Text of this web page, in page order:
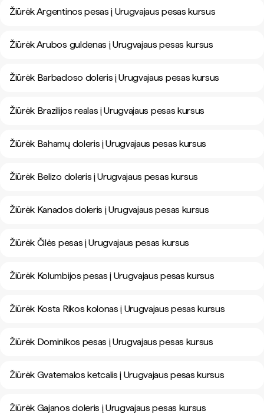
Žiūrėk Argentinos pesas į Urugvajaus pesas kursus
Žiūrėk Arubos guldenas į Urugvajaus pesas kursus
Žiūrėk Barbadoso doleris į Urugvajaus pesas kursus
Žiūrėk Brazilijos realas į Urugvajaus pesas kursus
Žiūrėk Bahamų doleris į Urugvajaus pesas kursus
Žiūrėk Belizo doleris į Urugvajaus pesas kursus
Žiūrėk Kanados doleris į Urugvajaus pesas kursus
Žiūrėk Čilės pesas į Urugvajaus pesas kursus
Žiūrėk Kolumbijos pesas į Urugvajaus pesas kursus
Žiūrėk Kosta Rikos kolonas į Urugvajaus pesas kursus
Žiūrėk Dominikos pesas į Urugvajaus pesas kursus
Žiūrėk Gvatemalos ketcalis į Urugvajaus pesas kursus
Žiūrėk Gajanos doleris į Urugvajaus pesas kursus